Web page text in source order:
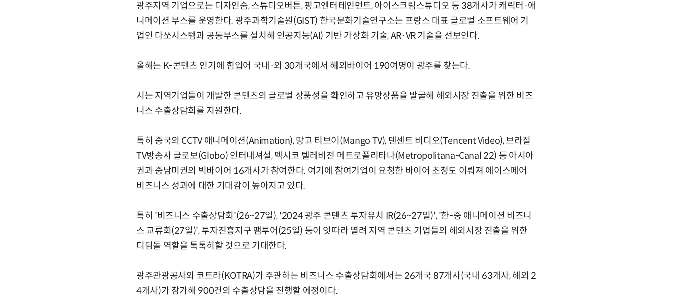
광주지역 기업으로는 디자인숨, 스튜디오버튼, 핑고엔터테인먼트, 아이스크림스튜디오 등 38개사가 캐릭터·애
니메이션 부스를 운영한다. 광주과학기술원(GIST) 한국문화기술연구소는 프랑스 대표 글로벌 소프트웨어 기
업인 다쏘시스템과 공동부스를 설치해 인공지능(AI) 기반 가상화 기술, AR·VR 기술을 선보인다.
올해는 K-콘텐츠 인기에 힘입어 국내·외 30개국에서 해외바이어 190여명이 광주를 찾는다.
시는 지역기업들이 개발한 콘텐츠의 글로벌 상품성을 확인하고 유망상품을 발굴해 해외시장 진출을 위한 비즈
니스 수출상담회를 지원한다.
특히 중국의 CCTV 애니메이션(Animation), 망고 티브이(Mango TV), 텐센트 비디오(Tencent Video), 브라질
TV방송사 글로보(Globo) 인터내셔설, 멕시코 텔레비전 메트로폴리타나(Metropolitana-Canal 22) 등 아시아
권과 중남미권의 빅바이어 16개사가 참여한다. 여기에 참여기업이 요청한 바이어 초청도 이뤄져 에이스페어
비즈니스 성과에 대한 기대감이 높아지고 있다.
특히 '비즈니스 수출상담회'(26~27일), '2024 광주 콘텐츠 투자유치 IR(26~27일)', '한-중 애니메이션 비즈니
스 교류회(27일)', 투자진흥지구 팸투어(25일) 등이 잇따라 열려 지역 콘텐츠 기업들의 해외시장 진출을 위한
디딤돌 역할을 톡톡히할 것으로 기대한다.
광주관광공사와 코트라(KOTRA)가 주관하는 비즈니스 수출상담회에서는 26개국 87개사(국내 63개사, 해외 2
4개사)가 참가해 900건의 수출상담을 진행할 에정이다.